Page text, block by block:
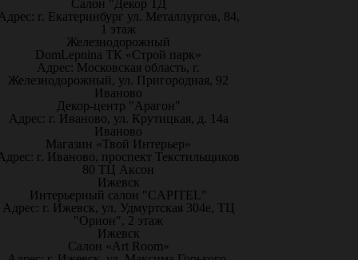
Салон "Декор ТД
г. Екатеринбург ул. Металлургов, 84,
1 этаж
Железнодорожный
DomLepnina ТК «Строй парк»
Адрес: Московская область, г.
Железнодорожный, ул. Пригородная, 92
Иваново
Декор-центр "Арагон"
Адрес: г. Иваново, ул. Крутицкая, д. 14а
Иваново
Магазин «Твой Интерьер»
г. Иваново, проспект Текстильщиков
80 ТЦ Аксон
Ижевск
Интерьерный салон "CAPITEL"
Адрес: г. Ижевск, ул. Удмуртская 304е, ТЦ
"Орион", 2 этаж
Ижевск
Салон «Art Room»